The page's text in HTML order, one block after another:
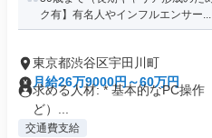
ク有】有名人やインフルエンサー...
東京都渋谷区宇田川町
月給26万9000円～60万円
求める人材: * 基本的なPC操作
ど）...
交通費支給